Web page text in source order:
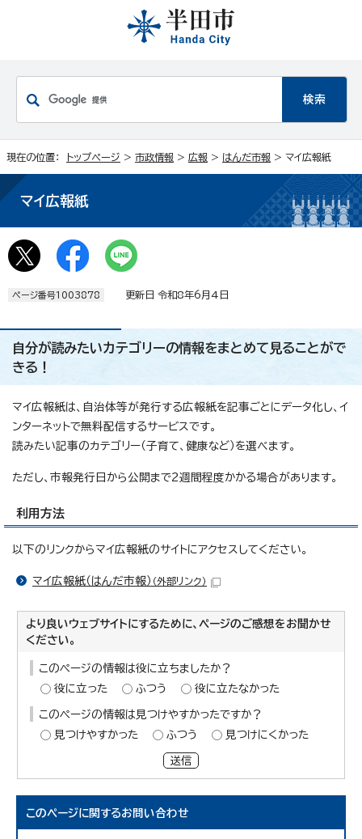
現在の位置： トップページ > 市政情報 > 広報 > はんだ市報 > マイ広報紙
マイ広報紙
ページ番号1003878 更新日 令和8年6月4日
自分が読みたいカテゴリーの情報をまとめて見ることがで
きる！
マイ広報紙は、自治体等が発行する広報紙を記事ごとにデータ化し、イ
ンターネットで無料配信するサービスです。
読みたい記事のカテゴリー（子育て、健康など）を選べます。
ただし、市報発行日から公開まで2週間程度かかる場合があります。
利用方法
以下のリンクからマイ広報紙のサイトにアクセスしてください。
マイ広報紙（はんだ市報） （外部リンク）
より良いウェブサイトにするために、ページのご感想をお聞かせ
ください。
このページの情報は役に立ちましたか？
役に立った
ふつう 役に立たなかった
このページの情報は見つけやすかったですか？
見つけやすかった
ふつう 見つけにくかった
送信
このページに関するお問い合わせ